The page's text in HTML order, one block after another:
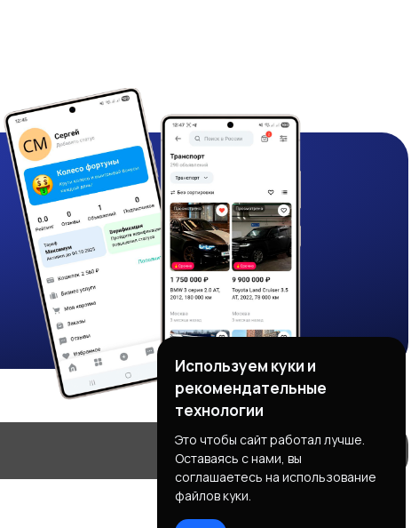
Используем куки и
рекомендательные
технологии
Это чтобы сайт работал лучше.
Оставаясь с нами, вы
соглашаетесь на использование
файлов куки.